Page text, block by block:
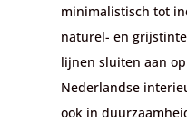
minimalistisch tot
naturel- en
lijnen sluiten aan
Nederlandse
ook in